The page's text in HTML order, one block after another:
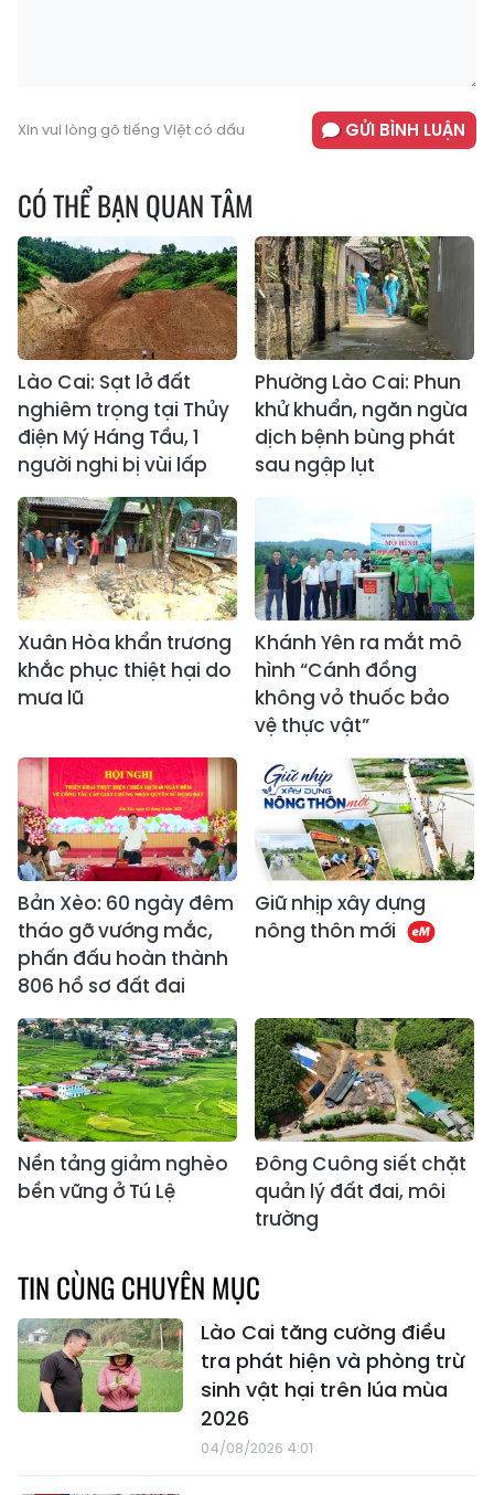
Xin vui lòng gõ tiếng Việt có dấu GỬI BÌNH LUẬN
CÓ THỂ BẠN QUAN TÂM
Lào Cai: Sạt lở đất
nghiêm trọng tại Thủy
điện Mý Háng Tầu, 1
người nghi bị vùi lấp
Phường Lào Cai: Phun
khử khuẩn, ngăn ngừa
dịch bệnh bùng phát
sau ngập lụt
Xuân Hòa khẩn trương
khắc phục thiệt hại do
mưa lũ
Khánh Yên ra mắt mô
hình “Cánh đồng
không vỏ thuốc bảo
vệ thực vật”
Bản Xèo: 60 ngày đêm
tháo gỡ vướng mắc,
phấn đấu hoàn thành
806 hồ sơ đất đai
Giữ nhịp xây dựng
nông thôn mới
Nền tảng giảm nghèo
bền vững ở Tú Lệ
Đông Cuông siết chặt
quản lý đất đai, môi
trường
TIN CÙNG CHUYÊN MỤC
Lào Cai tăng cường điều
tra phát hiện và phòng trừ
sinh vật hại trên lúa mùa
2026
04/08/2026 4:01